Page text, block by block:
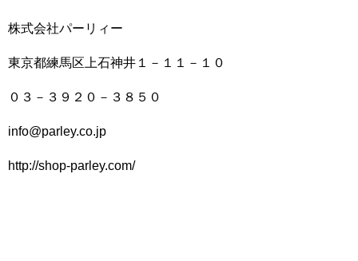
株式会社パーリィー
東京都練馬区上石神井１－１１－１０
０３－３９２０－３８５０
info@parley.co.jp
http://shop-parley.com/